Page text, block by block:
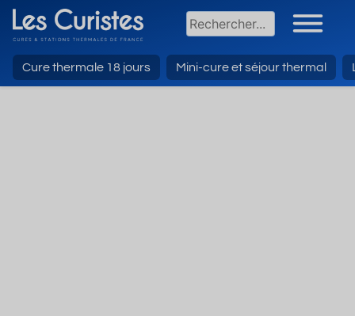
Cure thermale 18 jours Mini-cure et séjour thermal